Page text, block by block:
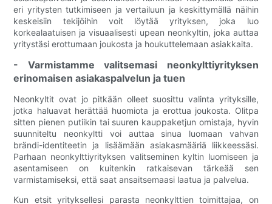
eri yritysten tutkimiseen ja vertailuun ja keskittymällä näihin
keskeisiin tekijöihin voit löytää yrityksen, joka luo
korkealaatuisen ja visuaalisesti upean neonkyltin, joka auttaa
yritystäsi erottumaan joukosta ja houkuttelemaan asiakkaita.
- Varmistamme valitsemasi neonkylttiyrityksen
erinomaisen asiakaspalvelun ja tuen
Neonkyltit ovat jo pitkään olleet suosittu valinta yrityksille,
jotka haluavat herättää huomiota ja erottua joukosta. Olitpa
sitten pienen putiikin tai suuren kauppaketjun omistaja, hyvin
suunniteltu neonkyltti voi auttaa sinua luomaan vahvan
brändi-identiteetin ja lisäämään asiakasmääriä liikkeessäsi.
Parhaan neonkylttiyrityksen valitseminen kyltin luomiseen ja
asentamiseen on kuitenkin ratkaisevan tärkeää sen
varmistamiseksi, että saat ansaitsemaasi laatua ja palvelua.
Kun etsit yrityksellesi parasta neonkylttien toimittajaa, on